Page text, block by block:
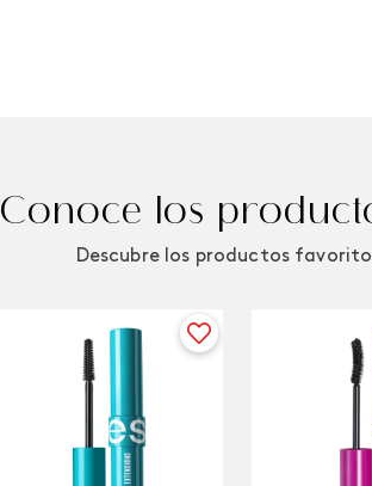
Conoce los
Descubre los productos